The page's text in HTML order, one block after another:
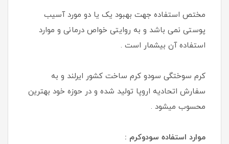
مختص استفاده جهت بهبود یک یا دو مورد آسیب
پوستی نمی‌ باشد و به روایتی خواص درمانی و موارد
استفاده آن بیشمار است .
کرم سوختگی سودو کرم ساخت کشور ایرلند و به
سفارش اتحادیه اروپا تولید شده و در حوزه خود بهترین
محسوب میشود .
موارد استفاده سودوکرم :